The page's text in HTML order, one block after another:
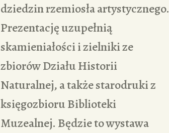
dziedzin rzemiosła artystycznego.
Prezentację uzupełnią
skamieniałości i zielniki ze
zbiorów Działu Historii
Naturalnej, a także starodruki z
księgozbioru Biblioteki
Muzealnej. Będzie to wystawa